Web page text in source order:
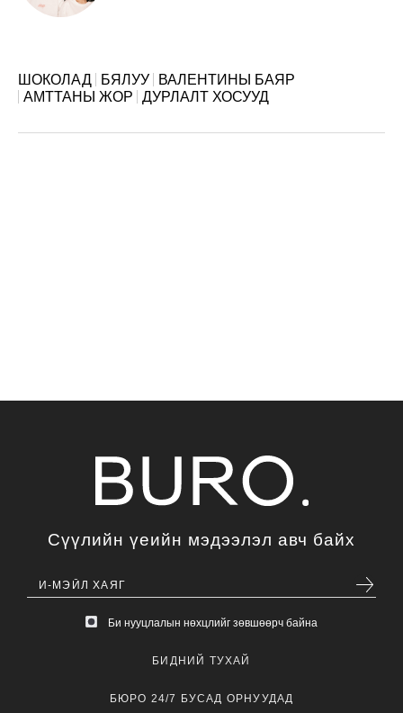
ШОКОЛАД БЯЛУУ
ВАЛЕНТИНЫ БАЯР
АМТТАНЫ ЖОР
ДУРЛАЛТ ХОСУУД
Сүүлийн үеийн мэдээлэл авч байх
Би нууцлалын нөхцлийг зөвшөөрч байна
БИДНИЙ ТУХАЙ
БЮРО 24/7 БУСАД ОРНУУДАД